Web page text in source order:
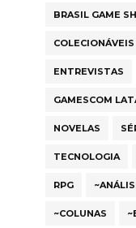
BRASIL GAME
COLECIONÁVEIS
ENTREVISTAS
GAMESCOM
NOVELAS
TECNOLOGIA
RPG
~COLUNAS